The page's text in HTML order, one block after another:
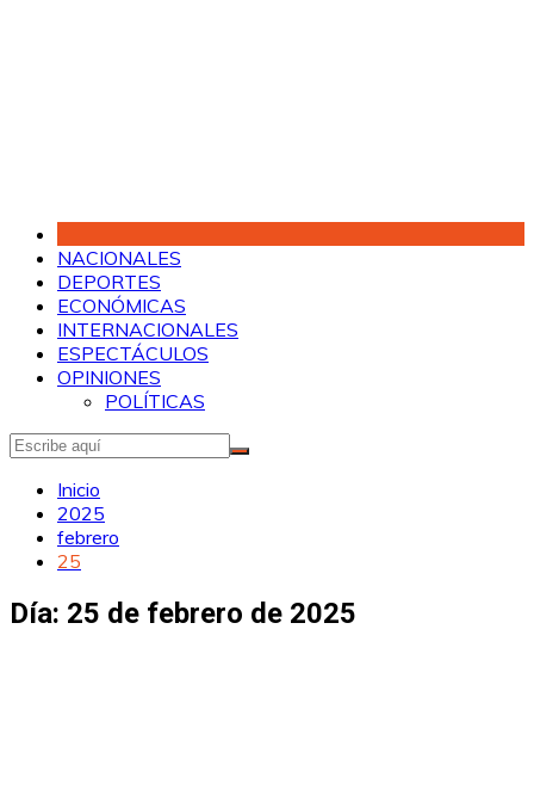
NACIONALES
DEPORTES
ECONÓMICAS
INTERNACIONALES
ESPECTÁCULOS
OPINIONES
POLÍTICAS
Inicio
2025
febrero
25
Día: 25 de febrero de 2025